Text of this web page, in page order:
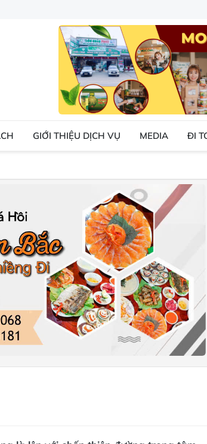
GIỚI THIỆU DỊCH VỤ MEDIA ĐI